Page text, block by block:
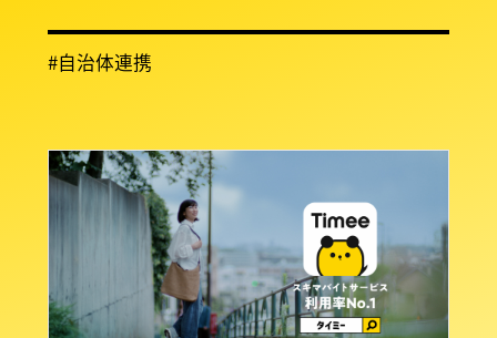
#自治体連携